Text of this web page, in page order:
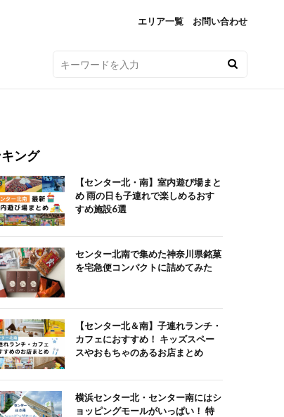
エリア一覧 お問い合わせ
ング
【センター北・南】室内遊び場まと
め 雨の日も子連れで楽しめるおす
すめ施設6選
センター北南で集めた神奈川県銘菓
を宅急便コンパクトに詰めてみた
【センター北＆南】子連れランチ・
カフェにおすすめ！ キッズスペー
スやおもちゃのあるお店まとめ
横浜センター北・センター南にはシ
ョッピングモールがいっぱい！ 特